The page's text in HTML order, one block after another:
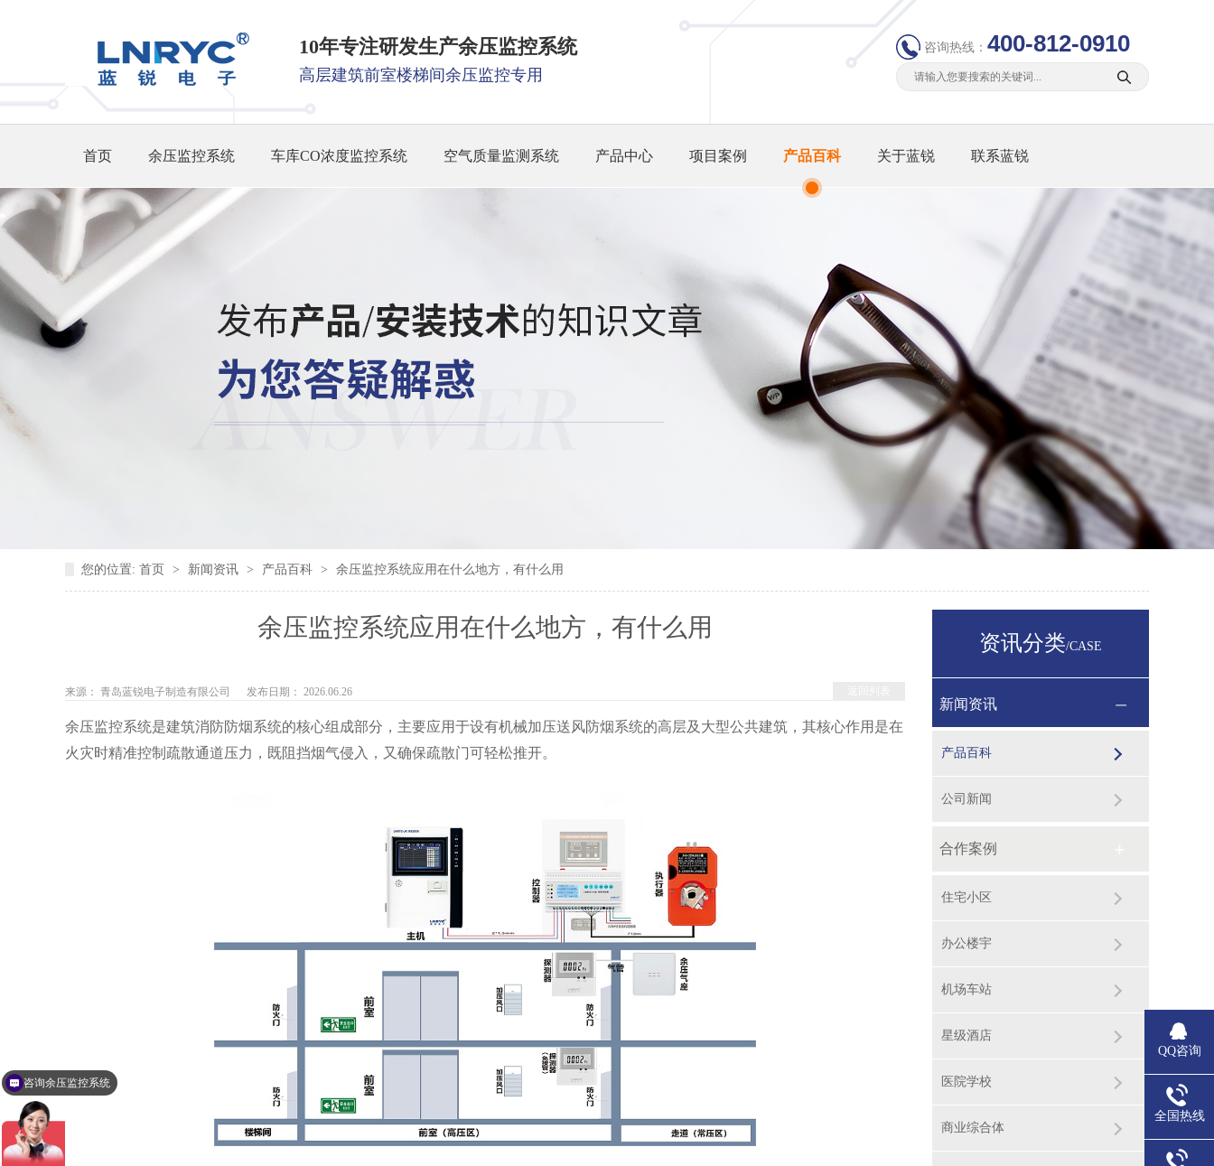
10年专注研发生产余压监控系统
高层建筑前室楼梯间余压监控专用
咨询热线： 400-812-0910
首页 余压监控系统 车库CO浓度监控系统 空气质量监测系统 产品中心 项目案例 产品百科 关于蓝锐 联系蓝锐
您的位置: 首页 > 新闻资讯 > 产品百科 > 余压监控系统应用在什么地方，有什么用
余压监控系统应用在什么地方，有什么用
来源： 青岛蓝锐电子制造有限公司 发布日期： 2026.06.26
余压监控系统是建筑消防防烟系统的核心组成部分，主要应用于设有机械加压送风防烟系统的高层及大型公共建筑，其核心作用是在
火灾时精准控制疏散通道压力，既阻挡烟气侵入，又确保疏散门可轻松推开。
资讯分类/CASE
新闻资讯
产品百科
公司新闻
合作案例
住宅小区
办公楼宇
机场车站
星级酒店
医院学校
商业综合体
QQ咨询
全国热线
咨询余压监控系统
咨询车库CO监控系统